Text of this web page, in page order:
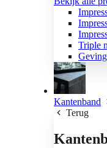
Triple
Kantenband
Terug